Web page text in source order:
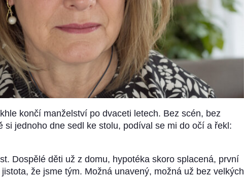
končí manželství po dvaceti letech. Bez scén, bez
si jednoho dne sedl ke stolu, podíval se mi do očí a řekl:
Dospělé děti už z domu, hypotéka skoro splacená, první
že jsme tým. Možná unavený, možná už bez velkých